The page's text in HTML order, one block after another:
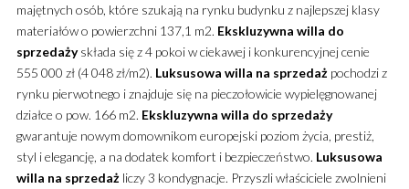
majętnych osób, które szukają na rynku budynku z najlepszej klasy
materiałów o powierzchni 137,1 m2. Ekskluzywna willa do
sprzedażyskłada się z 4 pokoi w ciekawej i konkurencyjnej cenie
555 000 zł (4 048 zł/m2). Luksusowa willa na sprzedażpochodzi z
rynku pierwotnego i znajduje się na pieczołowicie wypielęgnowanej
działce o pow. 166 m2. Ekskluzywna willa do sprzedaży
gwarantuje nowym domownikom europejski poziom życia, prestiż,
styl i elegancję, a na dodatek komfort i bezpieczeństwo. Luksusowa
willa na sprzedażliczy 3 kondygnacje. Przyszli właściciele zwolnieni